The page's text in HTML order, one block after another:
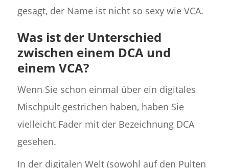
gesagt, der Name ist nicht so sexy wie VCA.
Was ist der Unterschied
zwischen einem DCA und
einem VCA?
Wenn Sie schon einmal über ein digitales
Mischpult gestrichen haben, haben Sie
vielleicht Fader mit der Bezeichnung DCA
gesehen.
In der digitalen Welt (sowohl auf den Pulten